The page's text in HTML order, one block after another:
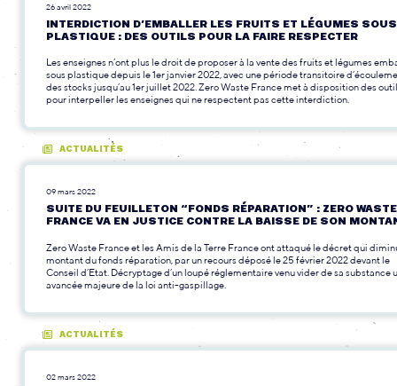
26 avril 2022
INTERDICTION D’EMBALLER LES FRUITS ET LÉGUMES SOUS
PLASTIQUE : DES OUTILS POUR LA FAIRE RESPECTER
Les enseignes n’ont plus le droit de proposer à la vente des fruits et légumes
sous plastique depuis le 1er janvier 2022, avec une période transitoire
des stocks jusqu’au 1er juillet 2022. Zero Waste France met à disposition des
pour interpeller les enseignes qui ne respectent pas cette interdiction.
ACTUALITÉS
09 mars 2022
SUITE DU FEUILLETON “FONDS RÉPARATION” : ZERO WASTE
FRANCE VA EN JUSTICE CONTRE LA BAISSE DE SON
Zero Waste France et les Amis de la Terre France ont attaqué le décret qui
montant du fonds réparation, par un recours déposé le 25 février 2022 devant le
Conseil d’Etat. Décryptage d’un loupé réglementaire venu vider de sa substance
avancée majeure de la loi anti-gaspillage.
ACTUALITÉS
02 mars 2022